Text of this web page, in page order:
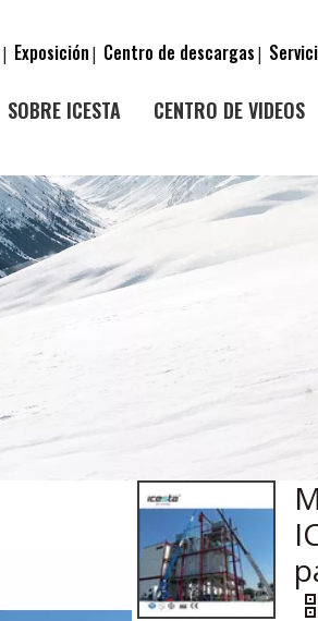
| Exposición| Centro de descargas|
SOBRE ICESTA CENTRO DE VIDEOS